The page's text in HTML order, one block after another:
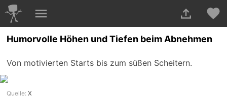
Humorvolle Höhen und Tiefen beim Abnehmen
Von motivierten Starts bis zum süßen Scheitern.
Quelle:X